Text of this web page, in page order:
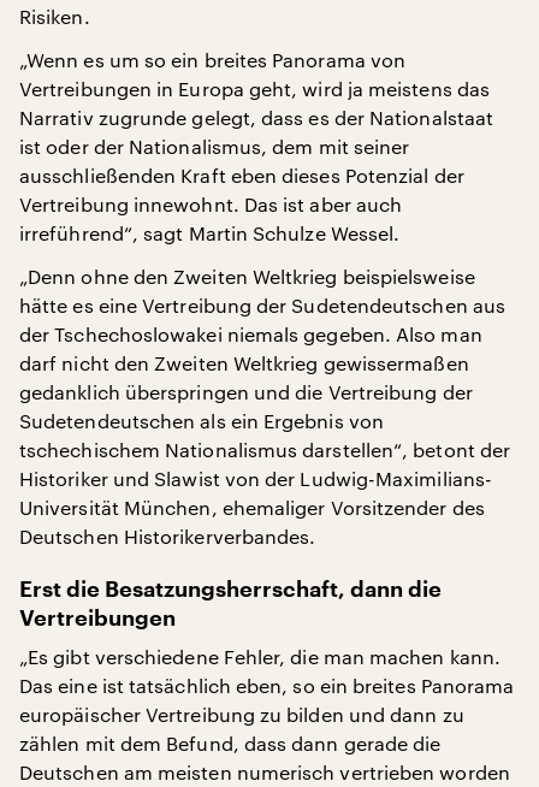
Risiken.
„Wenn es um so ein breites Panorama von
Vertreibungen in Europa geht, wird ja meistens das
Narrativ zugrunde gelegt, dass es der Nationalstaat
ist oder der Nationalismus, dem mit seiner
ausschließenden Kraft eben dieses Potenzial der
Vertreibung innewohnt. Das ist aber auch
irreführend“, sagt Martin Schulze Wessel.
„Denn ohne den Zweiten Weltkrieg beispielsweise
hätte es eine Vertreibung der Sudetendeutschen aus
der Tschechoslowakei niemals gegeben. Also man
darf nicht den Zweiten Weltkrieg gewissermaßen
gedanklich überspringen und die Vertreibung der
Sudetendeutschen als ein Ergebnis von
tschechischem Nationalismus darstellen“, betont der
Historiker und Slawist von der Ludwig-Maximilians-
Universität München, ehemaliger Vorsitzender des
Deutschen Historikerverbandes.
Erst die Besatzungsherrschaft, dann die
Vertreibungen
„Es gibt verschiedene Fehler, die man machen kann.
Das eine ist tatsächlich eben, so ein breites Panorama
europäischer Vertreibung zu bilden und dann zu
zählen mit dem Befund, dass dann gerade die
Deutschen am meisten numerisch vertrieben worden